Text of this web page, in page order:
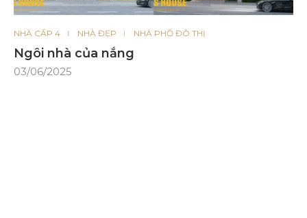
NHÀ CẤP 4 NHÀ ĐẸP NHÀ PHỐ ĐÔ THỊ
Ngôi nhà của nắng
03/06/2025